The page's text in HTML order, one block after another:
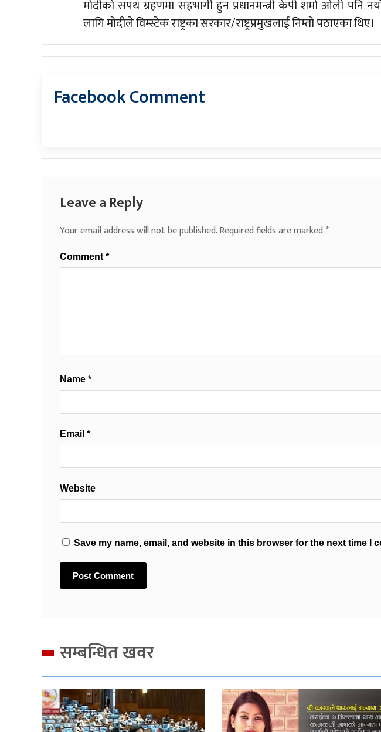
मोदीको सपथ ग्रहणमा सहभागी हुन प्रधानमन्त्री केपी शर्मा ओली पनि
लागि मोदीले विम्स्टेक राष्ट्रका सरकार/राष्ट्रप्रमुखलाई निम्तो पठाएका थिए।
Facebook Comment
Leave a Reply
Your email address will not be published.Required fields are marked*
Comment *
Name *
Email *
Website
Save my name, email, and website in this browser for the next time I
सम्बन्धित खवर